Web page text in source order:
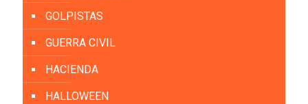
GOLPISTAS
GUERRA CIVIL
HACIENDA
HALLOWEEN